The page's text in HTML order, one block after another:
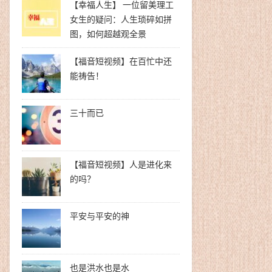
【幸福人生】 一位留美理工
女生的疑问：人生琐碎如拼
图，如何超越观全景
【福音短视频】在百忙中还
能祷告！
三十而已
【福音短视频】人是进化来
的吗？
平安与平安的神
也是洪水也是水